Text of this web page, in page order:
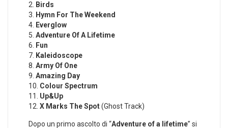
2. Birds
3. Hymn For The Weekend
4. Everglow
5. Adventure Of A Lifetime
6. Fun
7. Kaleidoscope
8. Army Of One
9. Amazing Day
10. Colour Spectrum
11. Up&Up
12. X Marks The Spot(Ghost Track)
Dopo un primo ascolto di “Adventure of a lifetime” si